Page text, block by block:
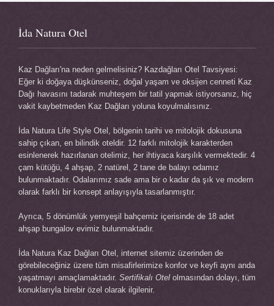
İda Natura Otel
Kaz Dağları'na neden gelmelisiniz? Kazdağları Otel Tavsiyesi:
Eğer ki doğaya düşkünseniz, doğal yaşam ve oksijen cenneti Kaz
Dağı havasını tadarak muhteşem bir tatil yapmak istiyorsanız, hiç
vakit kaybetmeden Kaz Dağları yoluna koyulmalısınız.
İda Natura Life Style Otel, bölgenin tarihi ve mitolojik dokusuna
sahip çıkan, en bilindik oteldir. 12 farklı mitolojik karakterden
esinlenerek hazırlanan otelimiz, her ihtiyaca karşılık vermektedir. 4
çam kütüğü, 4 ahşap, 2 natürel, 2 tane de balayı odamız
bulunmaktadır. Odalarımız sade ama bir o kadar da şık ve modern
olarak farklı bir konsept anlayışıyla tasarlanmıştır.
Ayrıca, 5 dönümlük yemyeşil bahçemiz içerisinde de 18 adet
ahşap bungalov evimiz bulunmaktadır.
İda Natura Kaz Dağları Otel , internet sitemiz üzerinden de
görebileceğiniz üzere tüm misafirlerimize konfor ve keyfi aynı anda
yaşatmayı amaçlamaktadır. Sertifikalı Otel olmasından dolayı, tüm
konuklarıyla birebir özel olarak ilgilenir.